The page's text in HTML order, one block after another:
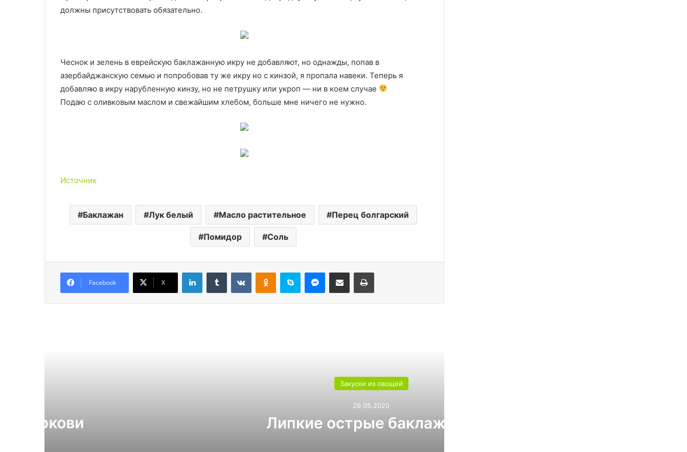
должны присутствовать обязательно.
Чеснок и зелень в еврейскую баклажанную икру не добавляют, но однажды, попав в
азербайджанскую семью и попробовав ту же икру но с кинзой, я пропала навеки. Теперь я
добавляю в икру нарубленную кинзу, но не петрушку или укроп — ни в коем случае
Подаю с оливковым маслом и свежайшим хлебом, больше мне ничего не нужно.
Источник
Баклажан Лук белый Масло растительное Перец болгарский
Помидор Соль
Facebook X
LinkedInTumblr ВконтактеОдноклассники
Skype Messenger
Поделиться через электронную почту Печатать
Липкие острые баклажаны